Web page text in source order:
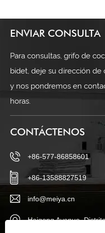
ENVIAR CONSULTA
Para consultas, grifo de
bidet, deje su dirección
y nos pondremos en
horas.
CONTÁCTENOS
+86-577-86858601
+86-13588827519
info@meiya.cn
Haigong Avenue,